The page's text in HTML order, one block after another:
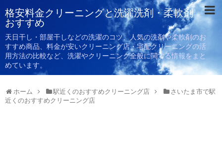
格安料金クリーニングと洗濯洗剤・柔軟剤
おすすめ
天日干し・部屋干しなどの洗濯のコツ、人気の洗剤や柔軟剤のお
すすめ商品、料金が安いクリーニング店・宅配クリーニングの活
用方法の比較など、洗濯やクリーニング全般に関する情報をまと
めています。
ホーム 駅近くのおすすめクリーニング店
さいたま市で駅
近くのおすすめクリーニング店